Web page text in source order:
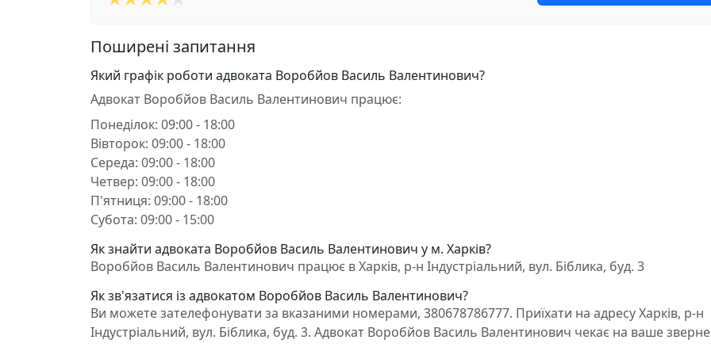
Поширені запитання
Який графік роботи адвоката Воробйов Василь Валентинович?
Адвокат Воробйов Василь Валентинович працює:
Понеділок: 09:00 - 18:00
Вівторок: 09:00 - 18:00
Середа: 09:00 - 18:00
Четвер: 09:00 - 18:00
П'ятниця: 09:00 - 18:00
Субота: 09:00 - 15:00
Як знайти адвоката Воробйов Василь Валентинович у м. Харків?
Воробйов Василь Валентинович працює в Харків, р-н Індустріальний, вул. Біблика, буд. 3
Як зв'язатися із адвокатом Воробйов Василь Валентинович?
Ви можете зателефонувати за вказаними номерами, 380678786777. Приїхати на адресу Харків, р-н
Індустріальний, вул. Біблика, буд. 3. Адвокат Воробйов Василь Валентинович чекає на ваше